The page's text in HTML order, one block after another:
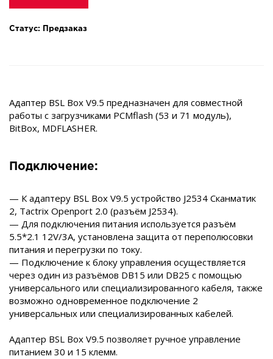
Статус: Предзаказ
Адаптер BSL Box V9.5 предназначен для совместной
работы с загрузчиками PCMflash (53 и 71 модуль),
BitBox, MDFLASHER.
Подключение:
— К адаптеру BSL Box V9.5 устройство J2534 Сканматик
2, Tactrix Openport 2.0 (разъём J2534).
— Для подключения питания используется разъём
5.5*2.1 12V/3A, установлена защита от переполюсовки
питания и перегрузки по току.
— Подключение к блоку управления осуществляется
через один из разъёмов DB15 или DB25 с помощью
универсального или специализированного кабеля, также
возможно одновременное подключение 2
универсальных или специализированных кабелей.
Адаптер BSL Box V9.5 позволяет ручное управление
питанием 30 и 15 клемм.